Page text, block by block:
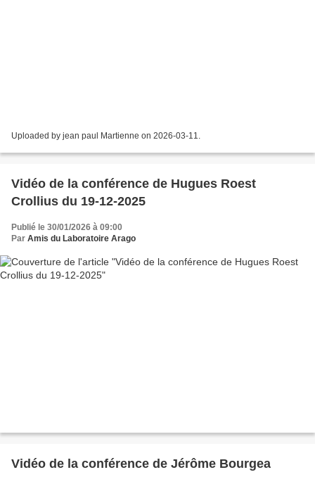
Uploaded by jean paul Martienne on 2026-03-11.
Vidéo de la conférence de Hugues Roest
Crollius du 19-12-2025
Publié le 30/01/2026 à 09:00
Par Amis du Laboratoire Arago
Vidéo de la conférence de Jérôme Bourgea